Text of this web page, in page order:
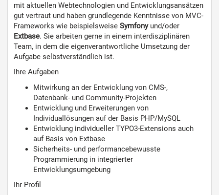
mit aktuellen Webtechnologien und Entwicklungsansätzen
gut vertraut und haben grundlegende Kenntnisse von MVC-
Frameworks wie beispielsweise Symfonyund/oder
Extbase. Sie arbeiten gerne in einem interdisziplinären
Team, in dem die eigenverantwortliche Umsetzung der
Aufgabe selbstverständlich ist.
Ihre Aufgaben
Mitwirkung an der Entwicklung von CMS-,
Datenbank- und Community-Projekten
Entwicklung und Erweiterungen von
Individuallösungen auf der Basis PHP/MySQL
Entwicklung individueller TYPO3-Extensions auch
auf Basis von Extbase
Sicherheits- und performancebewusste
Programmierung in integrierter
Entwicklungsumgebung
Ihr Profil